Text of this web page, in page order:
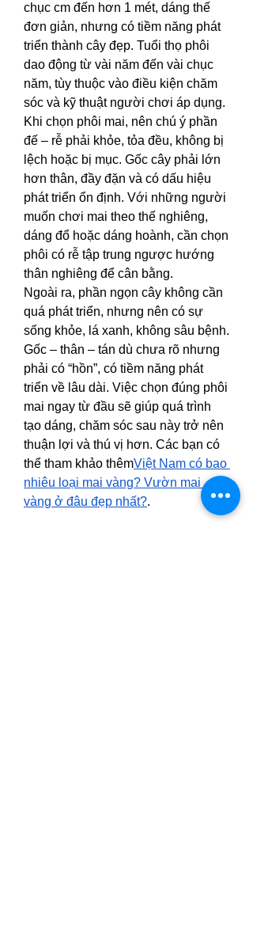
chục cm đến hơn 1 mét, dáng thế
đơn giản, nhưng có tiềm năng phát
triển thành cây đẹp. Tuổi thọ phôi
dao động từ vài năm đến vài chục
năm, tùy thuộc vào điều kiện chăm
sóc và kỹ thuật người chơi áp dụng.
Khi chọn phôi mai, nên chú ý phần
đế – rễ phải khỏe, tỏa đều, không bị
lệch hoặc bị mục. Gốc cây phải lớn
hơn thân, đầy đặn và có dấu hiệu
phát triển ổn định. Với những người
muốn chơi mai theo thế nghiêng,
dáng đổ hoặc dáng hoành, cần chọn
phôi có rễ tập trung ngược hướng
thân nghiêng để cân bằng.
Ngoài ra, phần ngọn cây không cần
quá phát triển, nhưng nên có sự
sống khỏe, lá xanh, không sâu bệnh.
Gốc – thân – tán dù chưa rõ nhưng
phải có “hồn”, có tiềm năng phát
triển về lâu dài. Việc chọn đúng phôi
mai ngay từ đầu sẽ giúp quá trình
tạo dáng, chăm sóc sau này trở nên
thuận lợi và thú vị hơn. Các bạn có
thể tham khảo thêmViệt Nam có bao
nhiêu loại mai vàng? Vườn mai
vàng ở đâu đẹp nhất?.